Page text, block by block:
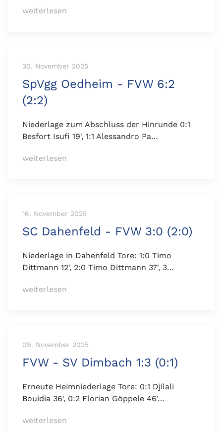
weiterlesen
30. November 2025
SpVgg Oedheim - FVW 6:2
(2:2)
Niederlage zum Abschluss der Hinrunde 0:1
Besfort Isufi 19', 1:1 Alessandro Pa…
weiterlesen
16. November 2025
SC Dahenfeld - FVW 3:0 (2:0)
Niederlage in Dahenfeld Tore: 1:0 Timo
Dittmann 12', 2:0 Timo Dittmann 37', 3…
weiterlesen
09. November 2025
FVW - SV Dimbach 1:3 (0:1)
Erneute Heimniederlage Tore: 0:1 Djilali
Bouidia 36', 0:2 Florian Göppele 46'…
weiterlesen